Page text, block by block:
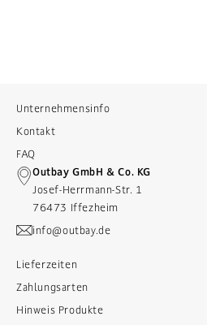
Unternehmensinfo
Kontakt
FAQ
Outbay GmbH & Co. KG
Josef-Herrmann-Str. 1
76473 Iffezheim
info@outbay.de
Lieferzeiten
Zahlungsarten
Hinweis Produkte